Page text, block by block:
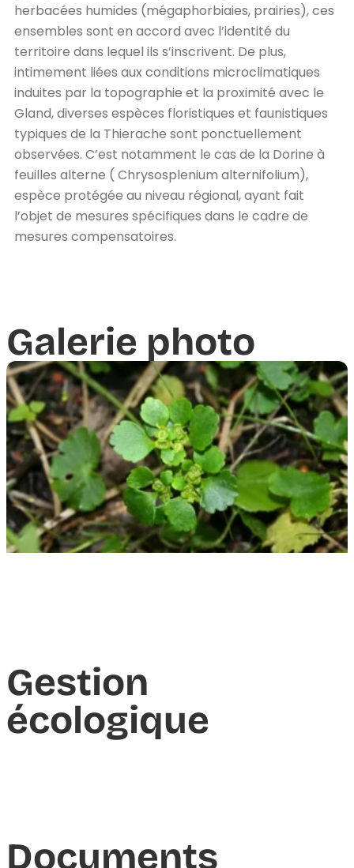
herbacées humides (mégaphorbiaies, prairies), ces
ensembles sont en accord avec l’identité du
territoire dans lequel ils s’inscrivent. De plus,
intimement liées aux conditions microclimatiques
induites par la topographie et la proximité avec le
Gland, diverses espèces floristiques et faunistiques
typiques de la Thierache sont ponctuellement
observées. C’est notamment le cas de la Dorine à
feuilles alterne ( Chrysosplenium alternifolium),
espèce protégée au niveau régional, ayant fait
l’objet de mesures spécifiques dans le cadre de
mesures compensatoires.
Galerie photo
Gestion
écologique
Documents​